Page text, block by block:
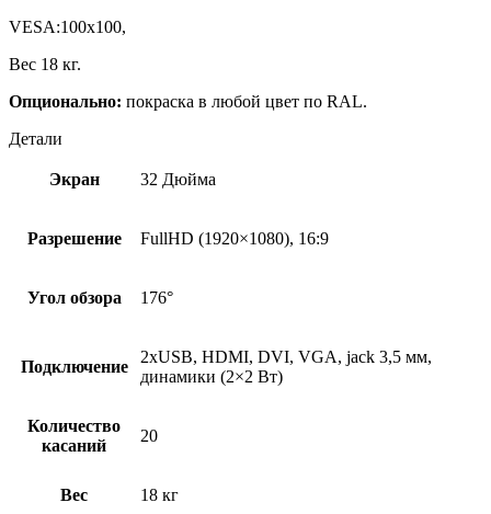
VESA:100х100,
Вес 18 кг.
Опционально: покраска в любой цвет по RAL.
Детали
Экран 32 Дюйма
Разрешение FullHD (1920×1080), 16:9
Угол обзора 176°
Подключение
2xUSB, HDMI, DVI, VGA, jack 3,5 мм,
динамики (2×2 Вт)
Количество
касаний
20
Вес 18 кг